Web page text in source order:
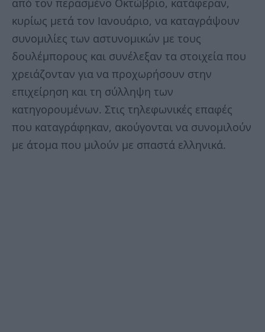
από τον περασμένο Οκτώβριο, κατάφεραν,
κυρίως μετά τον Ιανουάριο, να καταγράψουν
συνομιλίες των αστυνομικών με τους
δουλέμπορους και συνέλεξαν τα στοιχεία που
χρειάζονταν για να προχωρήσουν στην
επιχείρηση και τη σύλληψη των
κατηγορουμένων. Στις τηλεφωνικές επαφές
που καταγράφηκαν, ακούγονται να συνομιλούν
με άτομα που μιλούν με σπαστά ελληνικά.